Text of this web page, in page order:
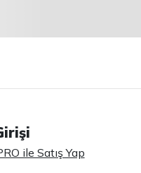
ile Satış Yap